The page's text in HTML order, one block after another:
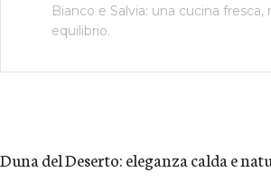
Bianco e Salvia: una cucina fresca,
equilibrio.
Duna del Deserto: eleganza calda e